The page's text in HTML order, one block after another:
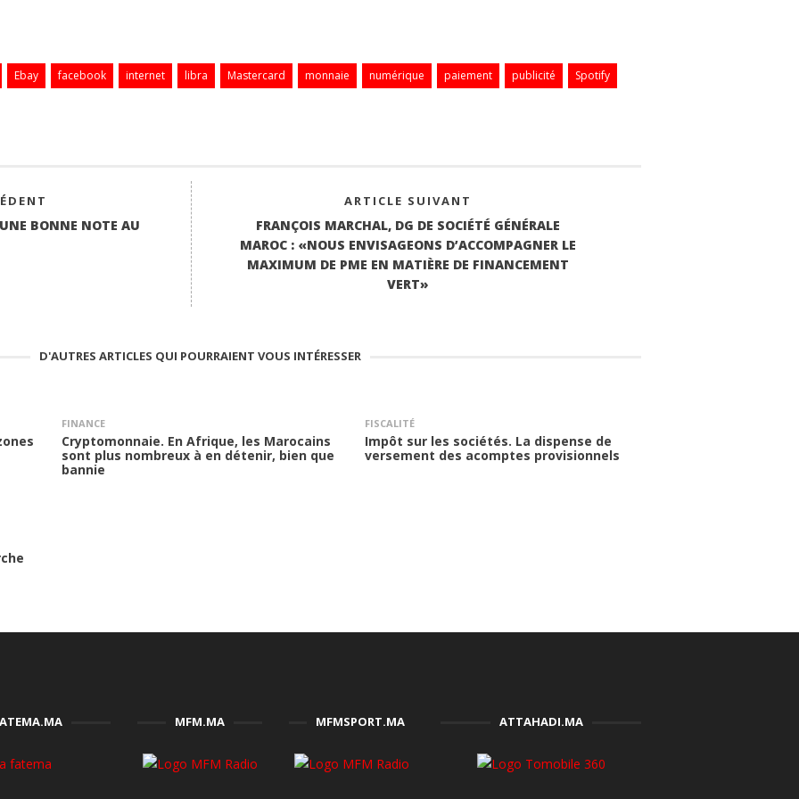
Ebay facebook internet libra Mastercard monnaie numérique paiement publicité
Spotify
BONNE NOTE AU
ARTICLE SUIVANT
FRANÇOIS MARCHAL, DG DE SOCIÉTÉ GÉNÉRALE
MAROC : «NOUS ENVISAGEONS D’ACCOMPAGNER LE
MAXIMUM DE PME EN MATIÈRE DE FINANCEMENT
VERT»
D'AUTRES ARTICLES QUI POURRAIENT VOUS INTÉRESSER
FINANCE
Cryptomonnaie. En Afrique, les Marocains
sont plus nombreux à en détenir, bien que
bannie
FISCALITÉ
Impôt sur les sociétés. La dispense de
versement des acomptes provisionnels
MFM.MA MFMSPORT.MA ATTAHADI.MA